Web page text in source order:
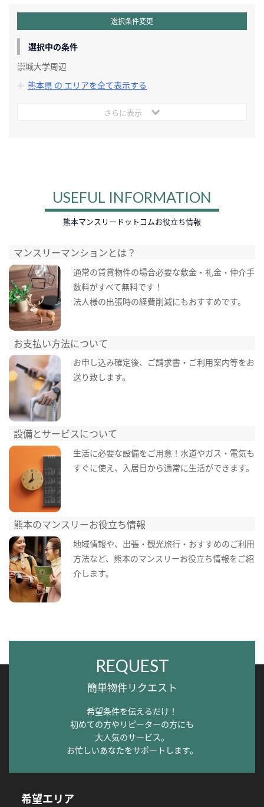
選択条件変更
選択中の条件
崇城大学周辺
熊本県 の エリアを全て表示する
さらに表示
USEFUL INFORMATION
熊本マンスリードットコムお役立ち情報
マンスリーマンションとは？
通常の賃貸物件の場合必要な敷金・礼金・仲介手
数料がすべて無料です！
法人様の出張時の経費削減にもおすすめです。
お支払い方法について
お申し込み確定後、ご請求書・ご利用案内等をお
送り致します。
設備とサービスについて
生活に必要な設備をご用意！水道やガス・電気も
すぐに使え、入居日から通常に生活ができます。
熊本のマンスリーお役立ち情報
地域情報や、出張・観光旅行・おすすめのご利用
方法など、熊本のマンスリーお役立ち情報をご紹
介します。
REQUEST
簡単物件リクエスト
希望条件を伝えるだけ！
初めての方やリピーターの方にも
大人気のサービス。
お忙しいあなたをサポートします。
希望エリア